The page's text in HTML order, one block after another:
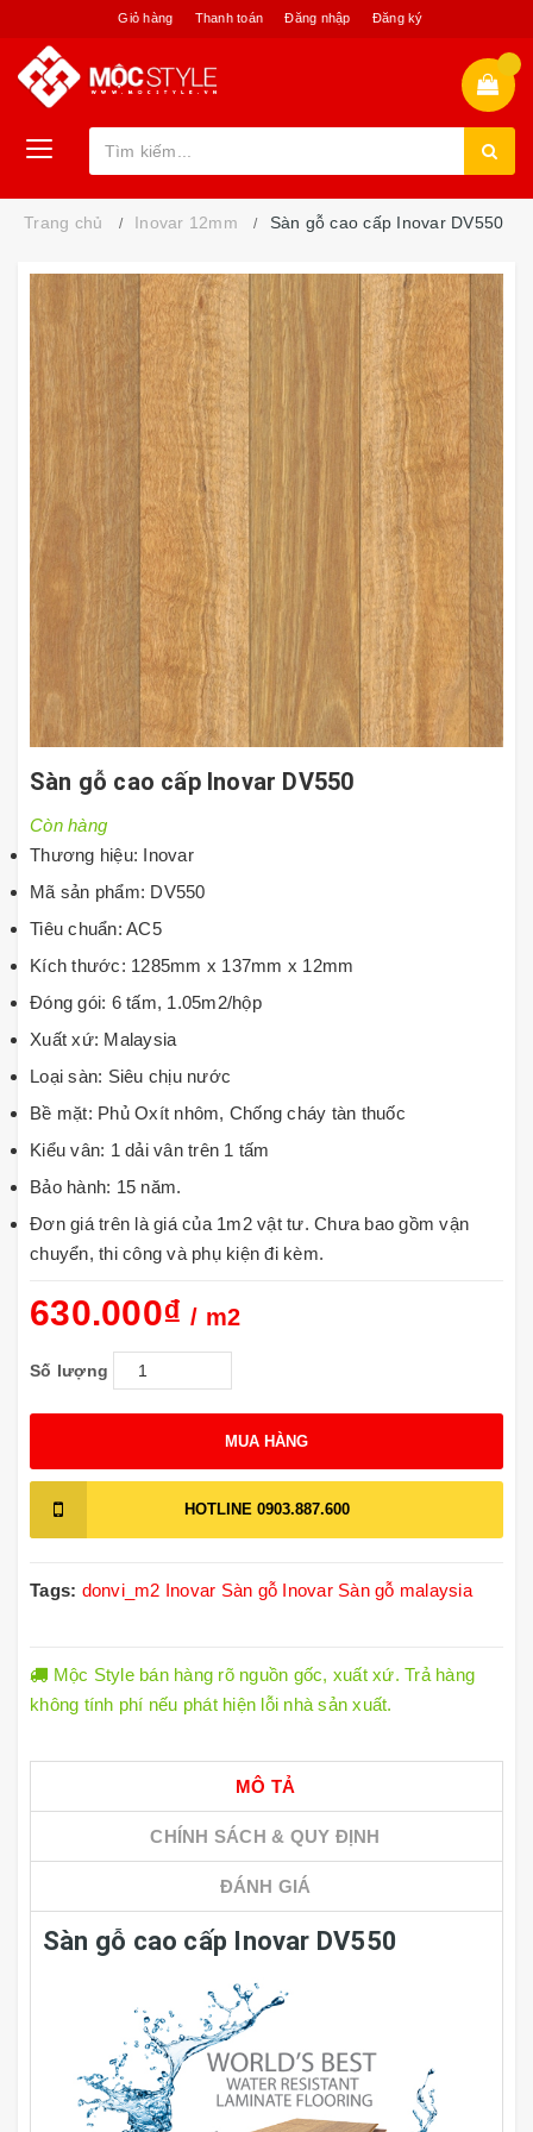
Giỏ hàng Thanh toán Đăng nhập Đăng ký
Trang chủ Inovar 12mm Sàn gỗ cao cấp Inovar DV550
Sàn gỗ cao cấp Inovar DV550
Còn hàng
Thương hiệu: Inovar
Mã sản phẩm: DV550
Tiêu chuẩn: AC5
Kích thước: 1285mm x 137mm x 12mm
Đóng gói: 6 tấm, 1.05m2/hộp
Xuất xứ: Malaysia
Loại sàn: Siêu chịu nước
Bề mặt: Phủ Oxít nhôm, Chống cháy tàn thuốc
Kiểu vân: 1 dải vân trên 1 tấm
Bảo hành: 15 năm.
Đơn giá trên là giá của 1m2 vật tư. Chưa bao gồm vận
chuyển, thi công và phụ kiện đi kèm.
630.000₫/ m2
Số lượng
MUA HÀNG
HOTLINE 0903.887.600
Tags: donvi_m2 Inovar Sàn gỗ Inovar Sàn gỗ malaysia
Mộc Style bán hàng rõ nguồn gốc, xuất xứ. Trả hàng
không tính phí nếu phát hiện lỗi nhà sản xuất.
MÔ TẢ
CHÍNH SÁCH & QUY ĐỊNH
ĐÁNH GIÁ
Sàn gỗ cao cấp Inovar DV550